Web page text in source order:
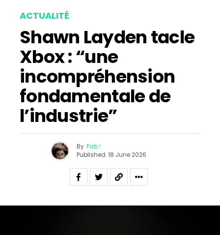
ACTUALITÉ
Shawn Layden tacle
Xbox : “une
incompréhension
fondamentale de
l’industrie”
By Fab !
Published 18 June 2026